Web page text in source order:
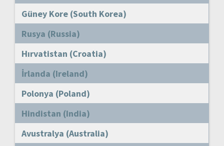
Güney Kore (South Korea)
Rusya (Russia)
Hırvatistan (Croatia)
İrlanda (Ireland)
Polonya (Poland)
Hindistan (India)
Avustralya (Australia)